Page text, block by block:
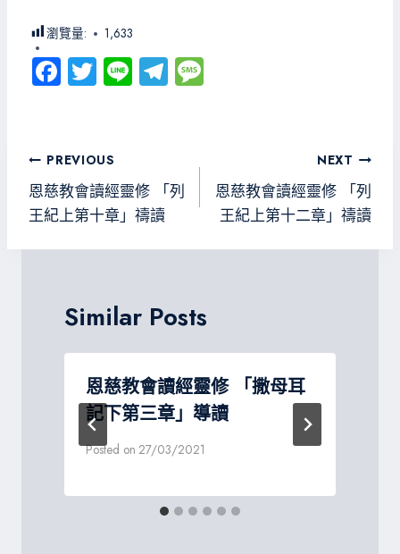
瀏覽量: 1,633
Fa
ce
o
ok
T
wi
er
Li
ne
Te
le
m e
文
章
導
覽
PREVIOUS
恩慈教會讀經靈修 「列
王紀上第十章」禱讀
NEXT
恩慈教會讀經靈修 「列
王紀上第十二章」禱讀
Similar Posts
恩慈教會讀經靈修 「撒母耳
記下第三章」導讀
Posted on 27/03/2021